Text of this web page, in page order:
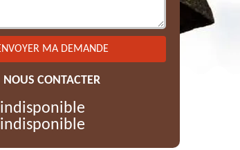
NOUS CONTACTER
indisponible
indisponible